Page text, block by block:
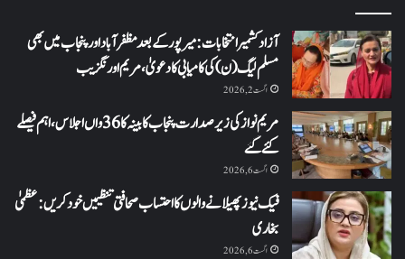
آزاد کشمیر انتخابات: میرپور کے بعد مظفرآباد اور پنجاب میں بھی
مسلم لیگ (ن) کی کامیابی کا دعویٰ، مریم اورنگزیب
اگست 2, 2026
مریم نواز کی زیر صدارت پنجاب کابینہ کا 36واں اجلاس،اہم فیصلے
کئے گئے
اگست 6, 2026
فیک نیوز پھیلانے والوں کا احتساب صحافتی تنظیمیں خود کریں: عظمیٰ
بخاری
اگست 6, 2026